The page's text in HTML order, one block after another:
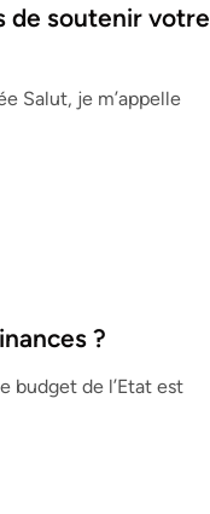
de soutenir votre
Salut, je m’appelle
?
budget de l’Etat est